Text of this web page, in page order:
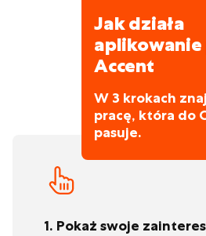
Jak działa
aplikowanie
Accent
W 3 krokach
pracę, która do
pasuje.
1. Pokaż swoje